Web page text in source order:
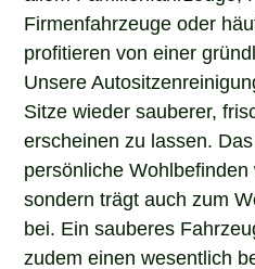
Firmenfahrzeuge oder
profitieren von einer
Unsere
Sitze wieder sauberer,
erscheinen zu lassen.
persönliche Wohlbefinden
sondern trägt auch zum
bei. Ein sauberes
zudem einen wesentlich